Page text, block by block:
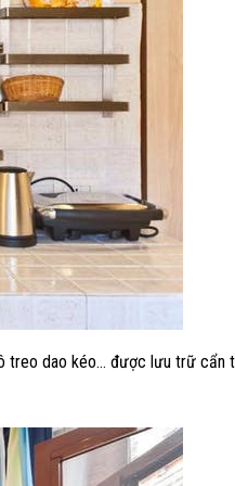
treo dao kéo… được lưu trữ cẩn